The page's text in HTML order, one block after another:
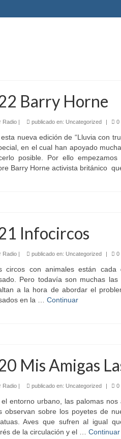
Barry Horne
Radio| publicado en: Uncategorized | 0
esta nueva edición de “Lluvia con
en el cual han apoyado
posible. Por ello
Barry Horne activista británico
Infocircos
Radio| publicado en: Uncategorized | 0
circos con animales están
Pero todavía son muchas
a la hora de abordar el
en la … Continuar
Mis Amigas
Radio| publicado en: Uncategorized | 0
el entorno urbano, las palomas nos
observan sobre los poyetes de
Aves que sufren al igual
de la circulación y el … Continuar